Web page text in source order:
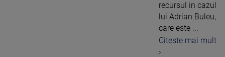
recursul in cazul
lui Adrian Buleu,
care este ...
Citeste mai mult
›